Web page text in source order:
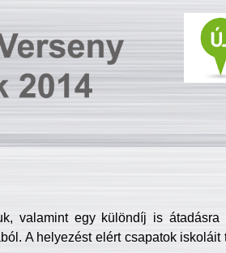
valamint egy különdíj is
A helyezést elért csapatok